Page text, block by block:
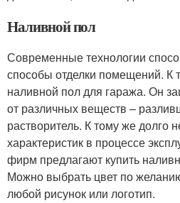
Наливной пол
Современные технологии
способы отделки помещений. К
наливной пол для гаража. Он
от различных веществ –
растворитель. К тому же долго
характеристик в процессе
фирм предлагают купить
Можно выбрать цвет по
любой рисунок или логотип.